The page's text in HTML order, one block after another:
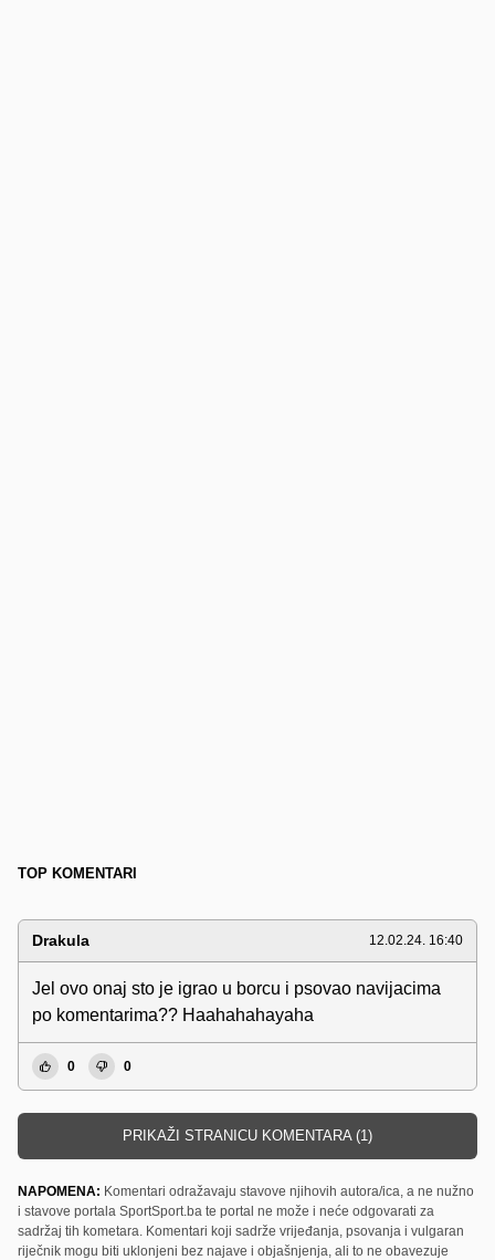
TOP KOMENTARI
Drakula 12.02.24. 16:40
Jel ovo onaj sto je igrao u borcu i psovao navijacima
po komentarima?? Haahahahayaha
0 0
PRIKAŽI STRANICU KOMENTARA (1)
NAPOMENA: Komentari odražavaju stavove njihovih autora/ica, a ne nužno
i stavove portala SportSport.ba te portal ne može i neće odgovarati za
sadržaj tih kometara. Komentari koji sadrže vrijeđanja, psovanja i vulgaran
riječnik mogu biti uklonjeni bez najave i objašnjenja, ali to ne obavezuje